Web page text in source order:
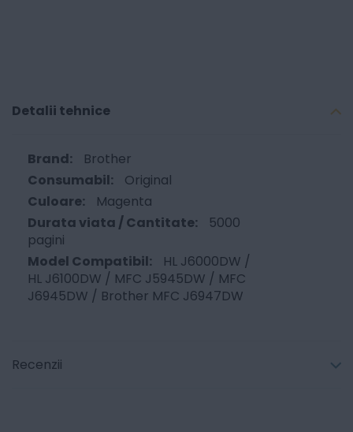
Detalii tehnice
Brother
Original
Magenta
5000
pagini
HL J6000DW /
HL J6100DW / MFC J5945DW / MFC
J6945DW / Brother MFC J6947DW
Recenzii